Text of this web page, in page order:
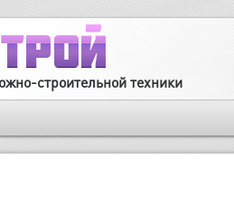
строительной техники